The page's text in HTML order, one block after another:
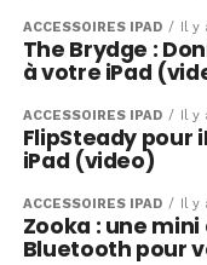
ACCESSOIRES IPAD Il y
The Brydge :
à votre iPad
ACCESSOIRES IPAD Il y
FlipSteady pour
iPad (video)
ACCESSOIRES IPAD Il y
Zooka : une
Bluetooth pour